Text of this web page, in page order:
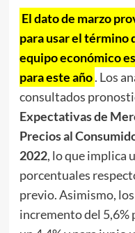
El dato de marzo
para usar el término
equipo económico
para este año . Los
consultados
Expectativas de
Precios al
2022, lo que implica
porcentuales
previo. Asimismo,
incremento del 5,6%